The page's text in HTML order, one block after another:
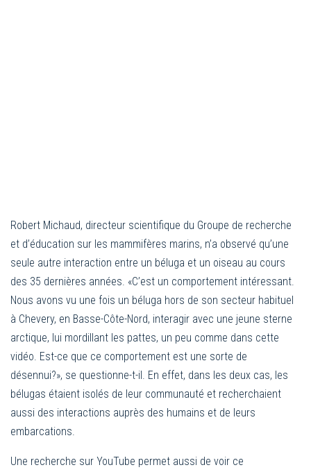
Robert Michaud, directeur scientifique du Groupe de recherche
et d’éducation sur les mammifères marins, n’a observé qu’une
seule autre interaction entre un béluga et un oiseau au cours
des 35 dernières années. «C’est un comportement intéressant.
Nous avons vu une fois un béluga hors de son secteur habituel
à Chevery, en Basse-Côte-Nord, interagir avec une jeune sterne
arctique, lui mordillant les pattes, un peu comme dans cette
vidéo. Est-ce que ce comportement est une sorte de
désennui?», se questionne-t-il. En effet, dans les deux cas, les
bélugas étaient isolés de leur communauté et recherchaient
aussi des interactions auprès des humains et de leurs
embarcations.
Une recherche sur YouTube permet aussi de voir ce